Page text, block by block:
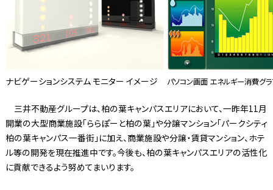
ナビゲーションシステム モニター イメージ パソコン画面 エネルギー消費グ
三井不動産グループは、柏の葉キャンパスエリアにおいて、一昨年11月
開業の大型商業施設「ららぽーと柏の葉」や分譲マンション「パークシティ
柏の葉キャンパス一番街」に加え、商業施設や分譲・賃貸マンション、ホテ
ル等の開発を現在推進中です。今後も、柏の葉キャンパスエリアの活性化
に貢献できるよう努めてまいります。